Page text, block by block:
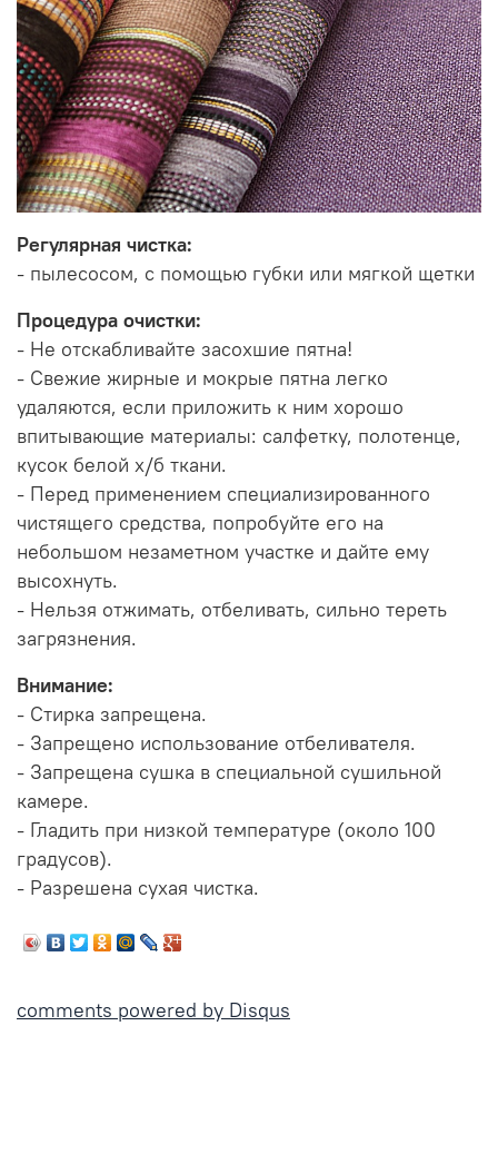
Регулярная чистка:
- пылесосом, с помощью губки или мягкой щетки
Процедура очистки:
- Не отскабливайте засохшие пятна!
- Свежие жирные и мокрые пятна легко
удаляются, если приложить к ним хорошо
впитывающие материалы: салфетку, полотенце,
кусок белой х/б ткани.
- Перед применением специализированного
чистящего средства, попробуйте его на
небольшом незаметном участке и дайте ему
высохнуть.
- Нельзя отжимать, отбеливать, сильно тереть
загрязнения.
Внимание:
- Стирка запрещена.
- Запрещено использование отбеливателя.
- Запрещена сушка в специальной сушильной
камере.
- Гладить при низкой температуре (около 100
градусов).
- Разрешена сухая чистка.
comments powered by Disqus